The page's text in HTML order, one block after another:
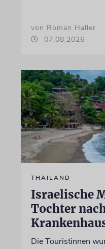
von Roman Haller
07.08.2026
THAILAND
Israelische
Tochter
Die Touristinnen